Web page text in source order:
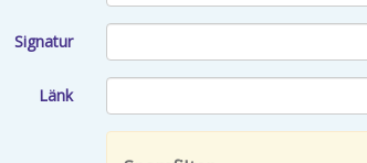
Signatur
Länk